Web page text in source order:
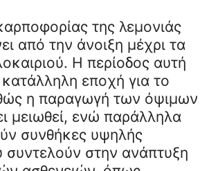
της λεμονιάς
από την άνοιξη μέχρι τα
Η περίοδος αυτή
κατάλληλη εποχή για το
η παραγωγή των όψιμων
μειωθεί, ενώ παράλληλα
συνθήκες υψηλής
συντελούν στην ανάπτυξη